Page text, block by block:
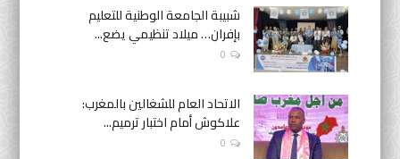
شبيبة الجامعة الوطنية للتعليم
بإفران… ميلاد تنظيمي يضع...
0
الاتحاد العام للشغالين بالمغرب:
علاكوش أمام اختبار ترميم...
0